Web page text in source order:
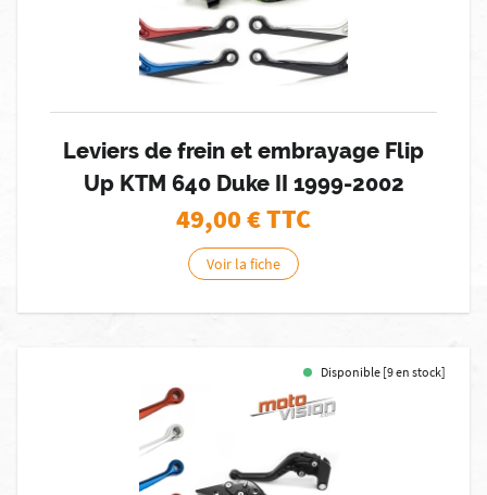
Leviers de frein et embrayage Flip
Up KTM 640 Duke II 1999-2002
49,00€ TTC
Voir la fiche
Disponible [9 en stock]